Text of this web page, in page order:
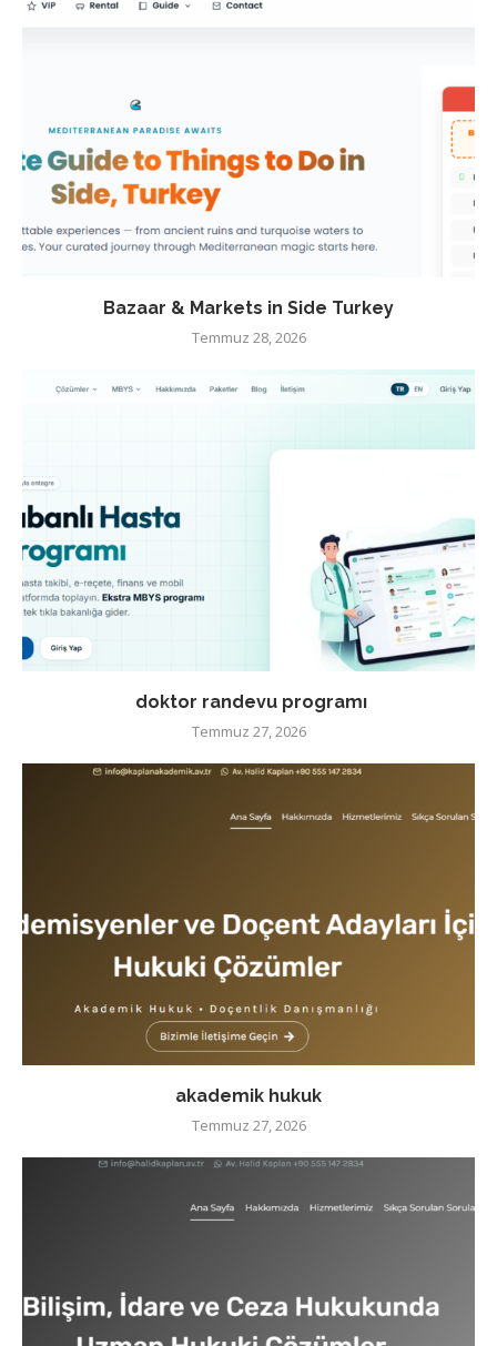
Bazaar & Markets in Side Turkey
Temmuz 28, 2026
doktor randevu programı
Temmuz 27, 2026
akademik hukuk
Temmuz 27, 2026